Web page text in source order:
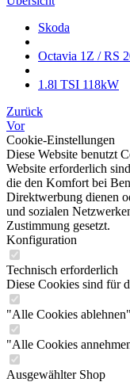
Skoda
Octavia 1Z / RS
1.8l TSI 118kW
Zurück
Vor
Cookie-Einstellungen
Diese Website benutzt
Website erforderlich
die den Komfort bei
Direktwerbung dienen
und sozialen
Zustimmung gesetzt.
Konfiguration
Technisch erforderlich
Diese Cookies sind für
"Alle Cookies
"Alle Cookies
Ausgewählter Shop